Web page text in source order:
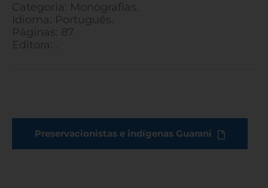
Categoria: Monografias.
Idioma: Português.
Páginas: 87.
Editora: .
Preservacionistas e indígenas Guarani